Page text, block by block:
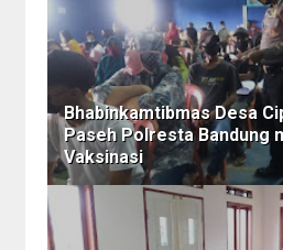
Bhabinkamtibmas Desa
Paseh Polresta Bandung
Vaksinasi